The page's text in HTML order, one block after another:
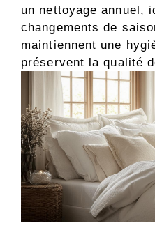
un nettoyage annuel,
changements de
maintiennent une
préservent la qualité